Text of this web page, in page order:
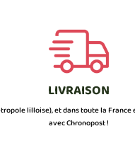
LIVRAISON
lilloise), et dans toute la France
avec Chronopost !